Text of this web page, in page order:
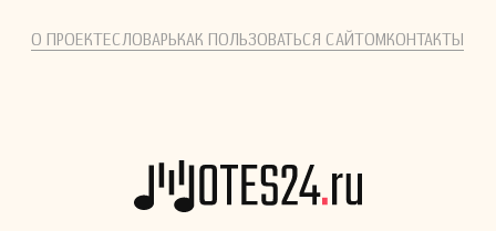
О ПРОЕКТЕСЛОВАРЬКАК ПОЛЬЗОВАТЬСЯ САЙТОМКОНТАКТЫ